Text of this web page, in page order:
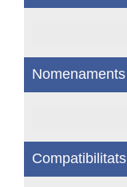
Nomenaments
Compatibilitats